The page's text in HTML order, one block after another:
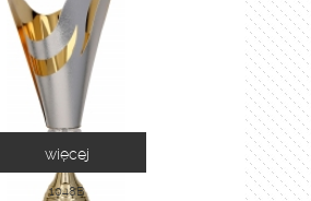
1048B
więcej